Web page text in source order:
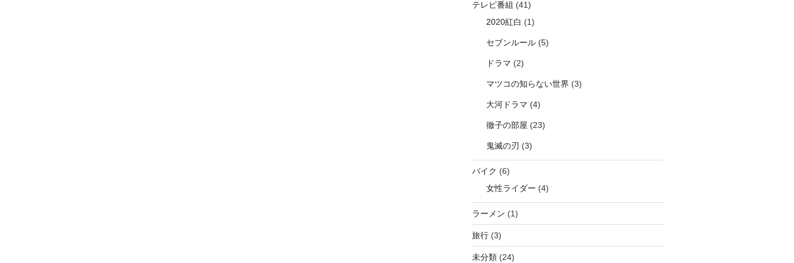
テレビ番組 (41)
2020紅白 (1)
セブンルール(5)
ドラマ (2)
マツコの知らない世界 (3)
大河ドラマ (4)
徹子の部屋 (23)
鬼滅の刃 (3)
バイク (6)
女性ライダー (4)
ラーメン (1)
旅行(3)
未分類(24)